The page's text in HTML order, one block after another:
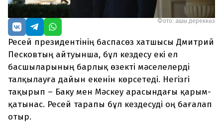
Фото: ашық дереккөз
Ресей президентінің баспасөз хатшысы Дмитрий
Песковтың айтуынша, бұл кездесу екі ел
басшыларының барлық өзекті мәселелерді
талқылауға дайын екенін көрсетеді. Негізгі
тақырып – Баку мен Мәскеу арасындағы қарым-
қатынас. Ресей тарапы бұл кездесуді оң бағалап
отыр.